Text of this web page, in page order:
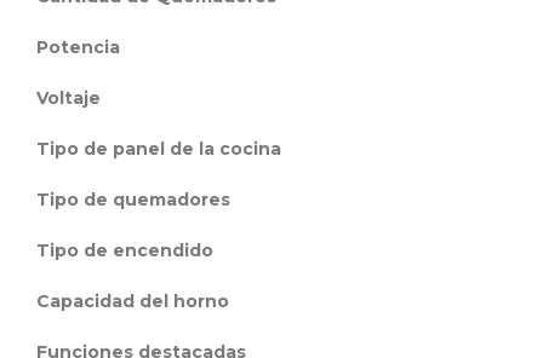
Potencia
Voltaje
Tipo de panel de la cocina
Tipo de quemadores
Tipo de encendido
Capacidad del horno
Funciones destacadas